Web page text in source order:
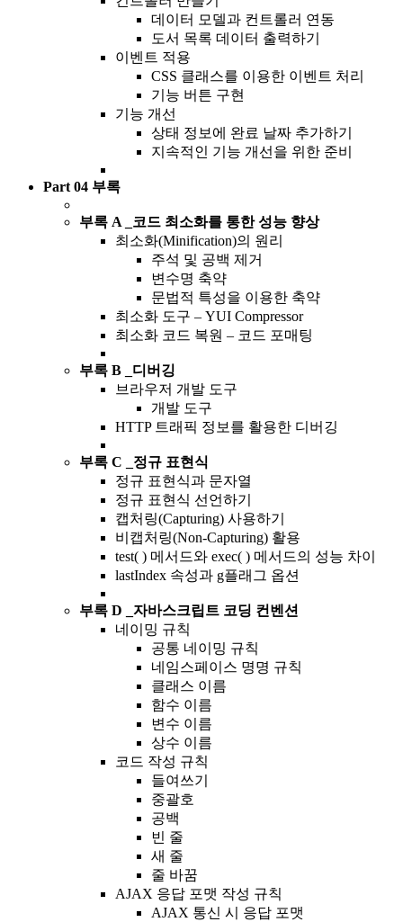
데이터 모델과 컨트롤러 연동
도서 목록 데이터 출력하기
이벤트 적용
CSS 클래스를 이용한 이벤트 처리
기능 버튼 구현
기능 개선
상태 정보에 완료 날짜 추가하기
지속적인 기능 개선을 위한 준비
Part 04 부록
부록 A _코드 최소화를 통한 성능 향상
최소화(Minification)의 원리
주석 및 공백 제거
변수명 축약
문법적 특성을 이용한 축약
최소화 도구 – YUI Compressor
최소화 코드 복원 – 코드 포매팅
부록 B _디버깅
브라우저 개발 도구
개발 도구
HTTP 트래픽 정보를 활용한 디버깅
부록 C _정규 표현식
정규 표현식과 문자열
정규 표현식 선언하기
캡처링(Capturing) 사용하기
비캡처링(Non-Capturing) 활용
test( ) 메서드와 exec( ) 메서드의 성능 차이
lastIndex 속성과 g플래그 옵션
부록 D _자바스크립트 코딩 컨벤션
네이밍 규칙
공통 네이밍 규칙
네임스페이스 명명 규칙
클래스 이름
함수 이름
변수 이름
상수 이름
코드 작성 규칙
들여쓰기
중괄호
공백
빈 줄
새 줄
줄 바꿈
AJAX 응답 포맷 작성 규칙
AJAX 통신 시 응답 포맷